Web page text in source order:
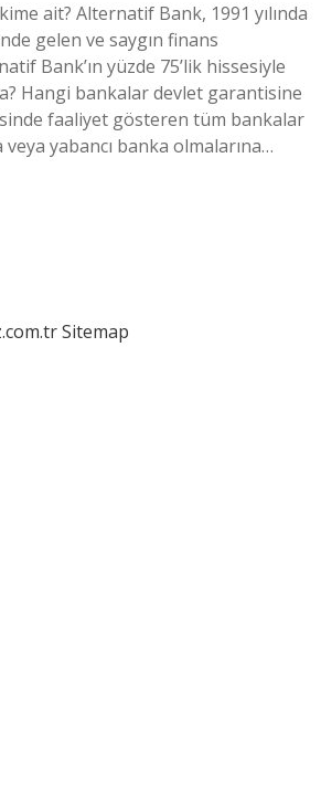
ait? Alternatif Bank, 1991 yılında
gelen ve saygın finans
Bank’ın yüzde 75’lik hissesiyle
Hangi bankalar devlet garantisine
faaliyet gösteren tüm bankalar
yabancı banka olmalarına…
Sitemap